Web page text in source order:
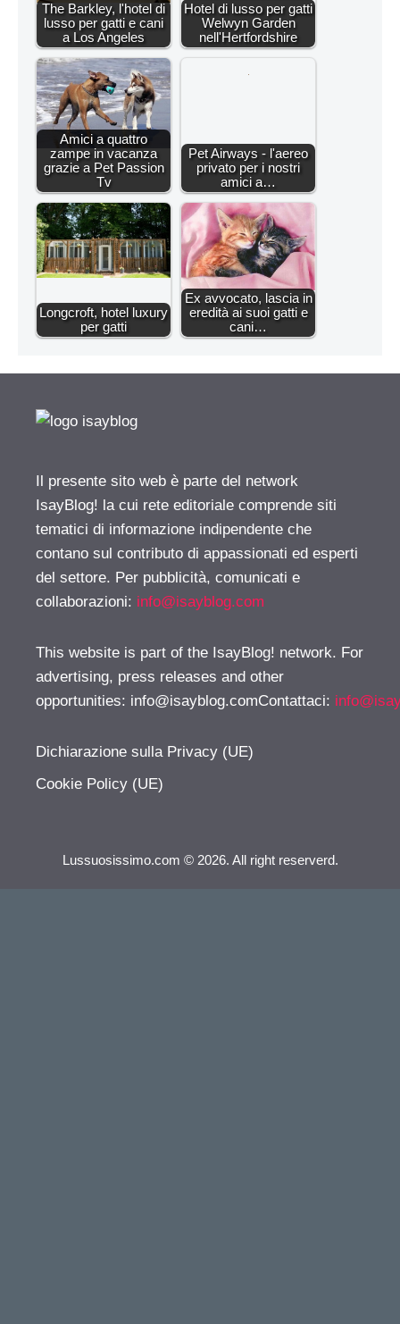
The Barkley, l'hotel di
lusso per gatti e cani
a Los Angeles
Hotel di lusso per gatti
Welwyn Garden
nell'Hertfordshire
Amici a quattro
zampe in vacanza
grazie a Pet Passion
Tv
Pet Airways - l'aereo
privato per i nostri
amici a…
Longcroft, hotel luxury
per gatti
Ex avvocato, lascia in
eredità ai suoi gatti e
cani…
Il presente sito web è parte del network
IsayBlog! la cui rete editoriale comprende siti
tematici di informazione indipendente che
contano sul contributo di appassionati ed esperti
del settore. Per pubblicità, comunicati e
collaborazioni: info@isayblog.com
This website is part of the IsayBlog! network. For
advertising, press releases and other
opportunities: info@isayblog.comContattaci:
Dichiarazione sulla Privacy (UE)
Cookie Policy (UE)
Lussuosissimo.com © 2026. All right reserverd.